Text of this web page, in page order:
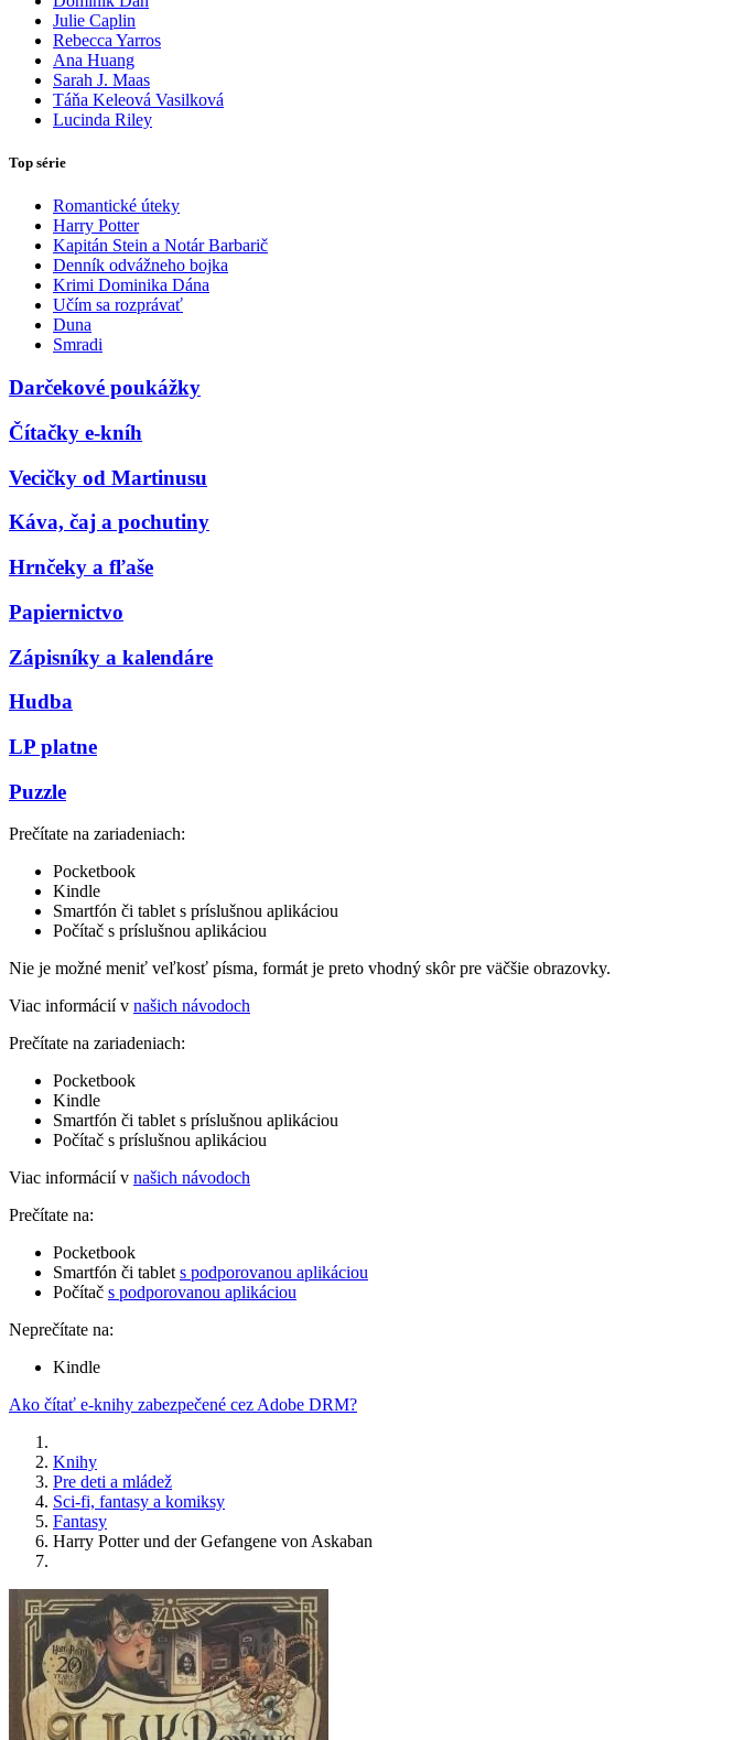
Julie Caplin
Rebecca Yarros
Ana Huang
Sarah J. Maas
Táňa Keleová Vasilková
Lucinda Riley
Top série
Romantické úteky
Harry Potter
Kapitán Stein a Notár Barbarič
Denník odvážneho bojka
Krimi Dominika Dána
Učím sa rozprávať
Duna
Smradi
Darčekové poukážky
Čítačky e-kníh
Vecičky od Martinusu
Káva, čaj a pochutiny
Hrnčeky a fľaše
Papiernictvo
Zápisníky a kalendáre
Hudba
LP platne
Puzzle
Prečítate na zariadeniach:
Pocketbook
Kindle
Smartfón či tablet s príslušnou aplikáciou
Počítač s príslušnou aplikáciou
Nie je možné meniť veľkosť písma, formát je preto vhodný skôr pre väčšie obrazovky.
Viac informácií v našich návodoch
Prečítate na zariadeniach:
Pocketbook
Kindle
Smartfón či tablet s príslušnou aplikáciou
Počítač s príslušnou aplikáciou
Viac informácií v našich návodoch
Prečítate na:
Pocketbook
Smartfón či tablet s podporovanou aplikáciou
Počítač s podporovanou aplikáciou
Neprečítate na:
Kindle
Ako čítať e-knihy zabezpečené cez Adobe DRM?
Knihy
Pre deti a mládež
Sci-fi, fantasy a komiksy
Fantasy
Harry Potter und der Gefangene von Askaban